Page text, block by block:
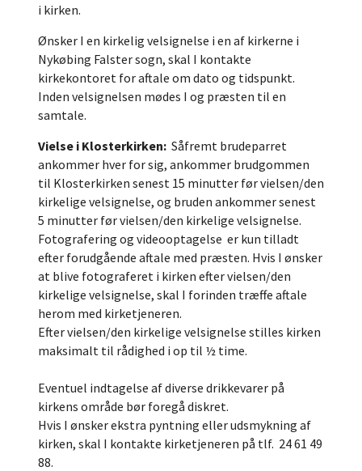
i kirken.
Ønsker I en kirkelig velsignelse i en af kirkerne i
Nykøbing Falster sogn, skal I kontakte
kirkekontoret for aftale om dato og tidspunkt.
Inden velsignelsen mødes I og præsten til en
samtale.
Vielse i Klosterkirken: Såfremt brudeparret
ankommer hver for sig, ankommer brudgommen
til Klosterkirken senest 15 minutter før vielsen/den
kirkelige velsignelse, og bruden ankommer senest
5 minutter før vielsen/den kirkelige velsignelse.
Fotografering og videooptagelse er kun tilladt
efter forudgående aftale med præsten. Hvis I ønsker
at blive fotograferet i kirken efter vielsen/den
kirkelige velsignelse, skal I forinden træffe aftale
herom med kirketjeneren.
Efter vielsen/den kirkelige velsignelse stilles kirken
maksimalt til rådighed i op til ½ time.
Eventuel indtagelse af diverse drikkevarer på
kirkens område bør foregå diskret.
Hvis I ønsker ekstra pyntning eller udsmykning af
kirken, skal I kontakte kirketjeneren på tlf. 24 61 49
88.